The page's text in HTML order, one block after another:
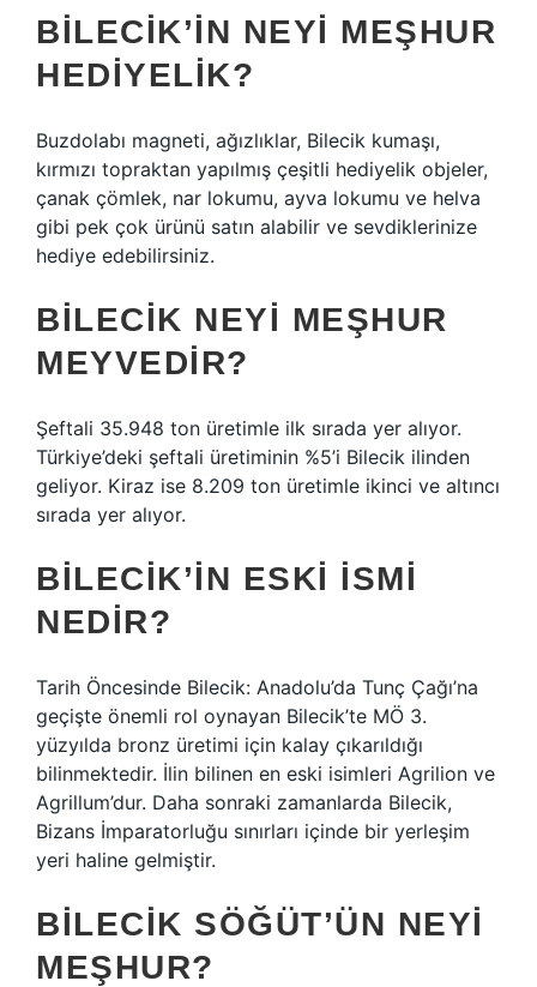
BILECIK’IN NEYI MEŞHUR
HEDIYELIK?
Buzdolabı magneti, ağızlıklar, Bilecik kumaşı,
kırmızı topraktan yapılmış çeşitli hediyelik objeler,
çanak çömlek, nar lokumu, ayva lokumu ve helva
gibi pek çok ürünü satın alabilir ve sevdiklerinize
hediye edebilirsiniz.
BILECIK NEYI MEŞHUR
MEYVEDIR?
Şeftali 35.948 ton üretimle ilk sırada yer alıyor.
Türkiye’deki şeftali üretiminin %5’i Bilecik ilinden
geliyor. Kiraz ise 8.209 ton üretimle ikinci ve altıncı
sırada yer alıyor.
BILECIK’IN ESKI ISMI
NEDIR?
Tarih Öncesinde Bilecik: Anadolu’da Tunç Çağı’na
geçişte önemli rol oynayan Bilecik’te MÖ 3.
yüzyılda bronz üretimi için kalay çıkarıldığı
bilinmektedir. İlin bilinen en eski isimleri Agrilion ve
Agrillum’dur. Daha sonraki zamanlarda Bilecik,
Bizans İmparatorluğu sınırları içinde bir yerleşim
yeri haline gelmiştir.
BILECIK SÖĞÜT’ÜN NEYI
MEŞHUR?